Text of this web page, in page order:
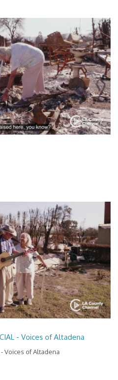
- Voices of Altadena
- Voices of Altadena